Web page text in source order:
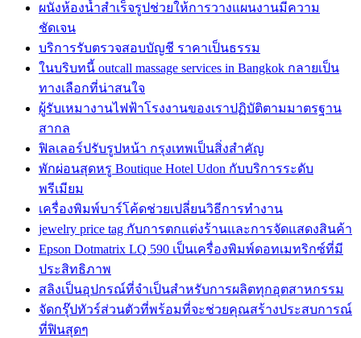
ผนังห้องน้ำสำเร็จรูปช่วยให้การวางแผนงานมีความ
ชัดเจน
บริการรับตรวจสอบบัญชี ราคาเป็นธรรม
ในบริบทนี้ outcall massage services in Bangkok กลายเป็น
ทางเลือกที่น่าสนใจ
ผู้รับเหมางานไฟฟ้าโรงงานของเราปฏิบัติตามมาตรฐาน
สากล
ฟิลเลอร์ปรับรูปหน้า กรุงเทพเป็นสิ่งสำคัญ
พักผ่อนสุดหรู Boutique Hotel Udon กับบริการระดับ
พรีเมียม
เครื่องพิมพ์บาร์โค้ดช่วยเปลี่ยนวิธีการทำงาน
jewelry price tag กับการตกแต่งร้านและการจัดแสดงสินค้า
Epson Dotmatrix LQ 590 เป็นเครื่องพิมพ์ดอทเมทริกซ์ที่มี
ประสิทธิภาพ
สลิงเป็นอุปกรณ์ที่จำเป็นสำหรับการผลิตทุกอุตสาหกรรม
จัดกรุ๊ปทัวร์ส่วนตัวที่พร้อมที่จะช่วยคุณสร้างประสบการณ์
ที่ฟินสุดๆ